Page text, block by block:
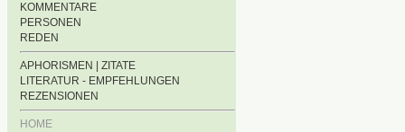
KOMMENTARE
PERSONEN
REDEN
APHORISMEN | ZITATE
LITERATUR - EMPFEHLUNGEN
REZENSIONEN
HOME